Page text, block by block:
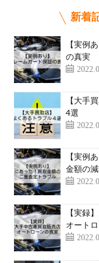
新着
【実例
の真実
【大手
4選
【実例
金額の
【実録
オート